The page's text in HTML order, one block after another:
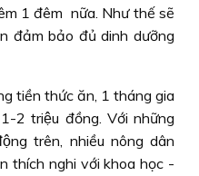
1 đêm nữa. Như thế sẽ
đảm bảo đủ dinh dưỡng
tiền thức ăn, 1 tháng gia
2 triệu đồng. Với những
trên, nhiều nông dân
thích nghi với khoa học -